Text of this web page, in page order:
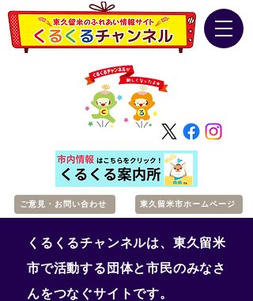
ご意見・お問い合わせ 東久留米市ホームページ
くるくるチャンネルは、東久留米
市で活動する団体と市民のみなさ
んをつなぐサイトです。